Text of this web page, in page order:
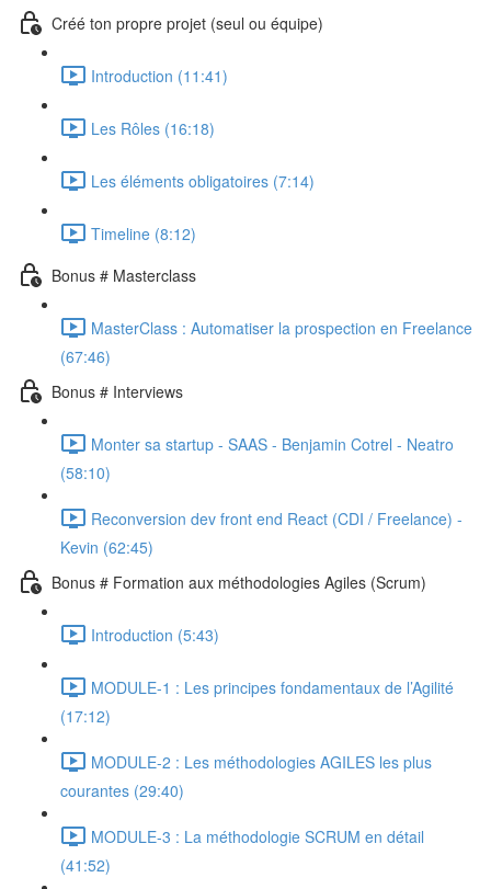
Créé ton propre projet (seul ou équipe)
Introduction (11:41)
Les Rôles (16:18)
Les éléments obligatoires (7:14)
Timeline (8:12)
Bonus # Masterclass
MasterClass : Automatiser la prospection en Freelance
(67:46)
Bonus # Interviews
Monter sa startup - SAAS - Benjamin Cotrel - Neatro
(58:10)
Reconversion dev front end React (CDI / Freelance) -
Kevin (62:45)
Bonus # Formation aux méthodologies Agiles (Scrum)
Introduction (5:43)
MODULE-1 : Les principes fondamentaux de l’Agilité
(17:12)
MODULE-2 : Les méthodologies AGILES les plus
courantes (29:40)
MODULE-3 : La méthodologie SCRUM en détail
(41:52)